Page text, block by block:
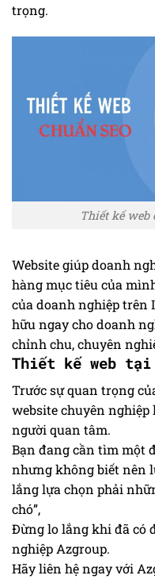
trọng.
Thiết kế web
Website giúp doanh
hàng mục tiêu của
của doanh nghiệp trên
hữu ngay cho doanh
chỉnh chu, chuyên
Thiết kế web tại
Trước sự quan trọng
website chuyên
người quan tâm.
Bạn đang cần tìm một
nhưng không biết nên
lắng lựa chọn phải
chó”,
Đừng lo lắng khi đã có
nghiệp Azgroup.
Hãy liên hệ ngay với